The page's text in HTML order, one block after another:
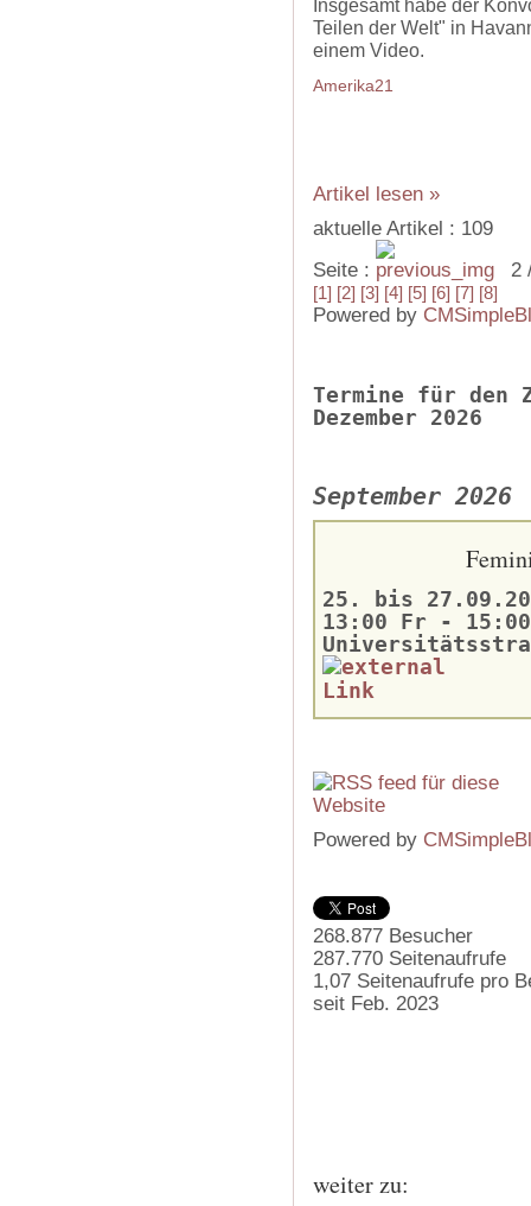
Insgesamt habe der
Teilen der Welt" in
einem Video.
Amerika21
Artikel lesen »
aktuelle Artikel : 109
Seite :
2
[1] [2] [3] [4] [5] [6] [7] [8]
Powered by
Termine für den
Dezember 2026
September 2026
25. bis
13:00 Fr - 15:00
Powered by
268.877 Besucher
287.770 Seitenaufrufe
1,07 Seitenaufrufe pro
seit Feb. 2023
weiter zu: